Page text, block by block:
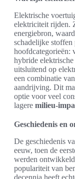
Elektrische
elektriciteit rijden.
energiebron,
schadelijke
hoofdcategorieën:
hybride
uitsluitend op
een combinatie
aandrijving. Dit
optie voor veel
lagere milieu-
Geschiedenis en
De geschiedenis
eeuw, toen de
werden
populariteit van
decennia heeft